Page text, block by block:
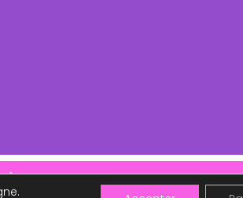
très bientôt !